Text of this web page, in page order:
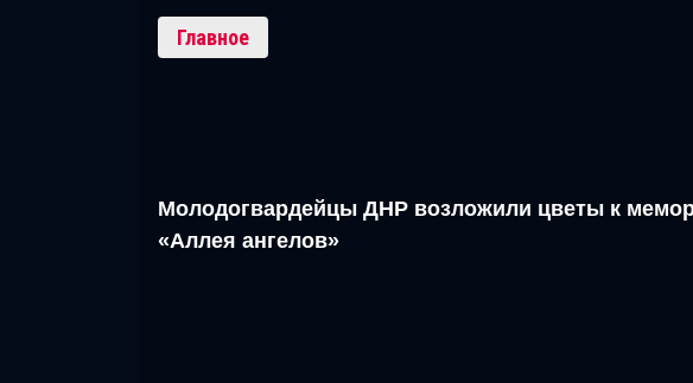
Главное
Молодогвардейцы ДНР возложили цветы к
«Аллея ангелов»